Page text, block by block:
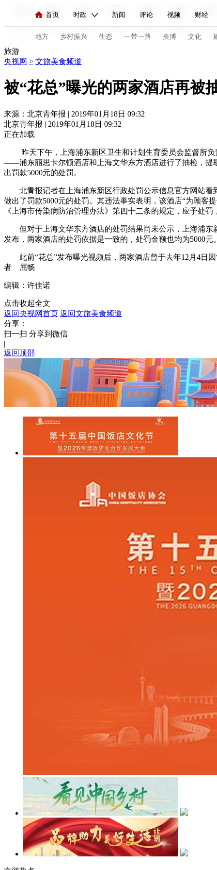
首页 时政 新闻 评论 视频 财经
人民领袖习近平 联播+ 中国领导人 央视快评 习
直播 栏目大全 节目单 听音 微视频
海外频道 iPanda English Монгол
地方 乡村振兴 生态 一带一路 央博 文化
新闻 国内 国际 评论
人民领袖习近平 联播+
视频 小央视频 小央直播 直播中国 熊
现场 前线 比划 快看 蓝海中国 新
体育 直播 竞猜 2026年世界杯 2026年
VIP会员 CCTV奥林匹克频道 生活体育大会
财经 教育 乡村振兴 生态环境 一带一路
CCTV.节目官网 直播
旅游
央视网 > 文旅美食频道
被“花总”曝光的两家酒店再被
来源：北京青年报 | 2019年01月18日 09:32
北京青年报 | 2019年01月18日 09:32
正在加载
昨天下午，上海浦东新区卫生和计划生育委员会监督所负
——浦东丽思卡尔顿酒店和上海文华东方酒店进行了抽检，提
出罚款5000元的处罚。
北青报记者在上海浦东新区行政处罚公示信息官方网站看
做出了罚款5000元的处罚。其违法事实表明，该酒店“为顾客
《上海市传染病防治管理办法》第四十二条的规定，应予处罚
但对于上海文华东方酒店的处罚结果尚未公示，上海浦东
发布，两家酒店的处罚依据是一致的，处罚金额也均为5000元
此前“花总”发布曝光视频后，两家酒店曾于去年12月4日因
者 屈畅
编辑：许佳诺
点击收起全文
返回央视网首页 返回文旅美食频道
分享：
扫一扫 分享到微信
|
返回顶部